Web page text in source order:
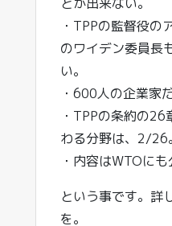
・TPPの監督役の
のワイデン委員長
い。
・600人の企業家
・TPPの条約の
わる分野は、2/26。
・内容はWTOに
という事です。詳
を。